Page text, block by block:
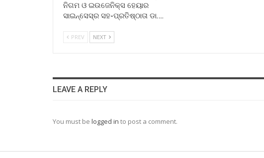
ନିଗମ ଓ ଇଉଜେନିକ୍ସ ହେୟାର
ସାଇନ୍ସେସ୍ର ସହ-ପ୍ରତିଷ୍ଠାତା ଡା.…
PREV NEXT
LEAVE A REPLY
You must be logged in to post a comment.